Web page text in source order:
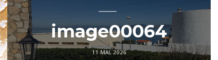
––––––––––––
image00064
11 MAI, 2026